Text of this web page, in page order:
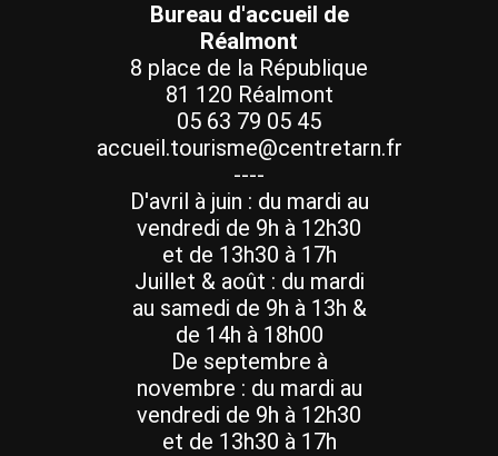
Bureau d'accueil de
Réalmont
8 place de la République
81 120 Réalmont
05 63 79 05 45
accueil.tourisme@centretarn.fr
----
D'avril à juin : du mardi au
vendredi de 9h à 12h30
et de 13h30 à 17h
Juillet & août : du mardi
au samedi de 9h à 13h &
de 14h à 18h00
De septembre à
novembre : du mardi au
vendredi de 9h à 12h30
et de 13h30 à 17h